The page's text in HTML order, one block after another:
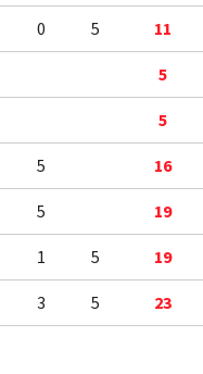
0 5 11
5
5
5 16
5 19
1 5 19
3 5 23